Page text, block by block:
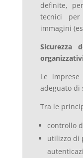
definite,
tecnici per
immagini
Sicurezza
organizzativi
Le
adeguato di
Tra le
controllo
utilizzo di